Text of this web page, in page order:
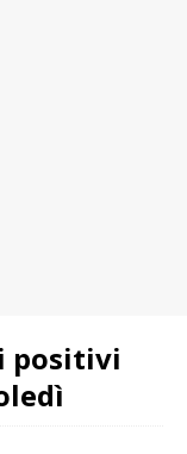
positivi